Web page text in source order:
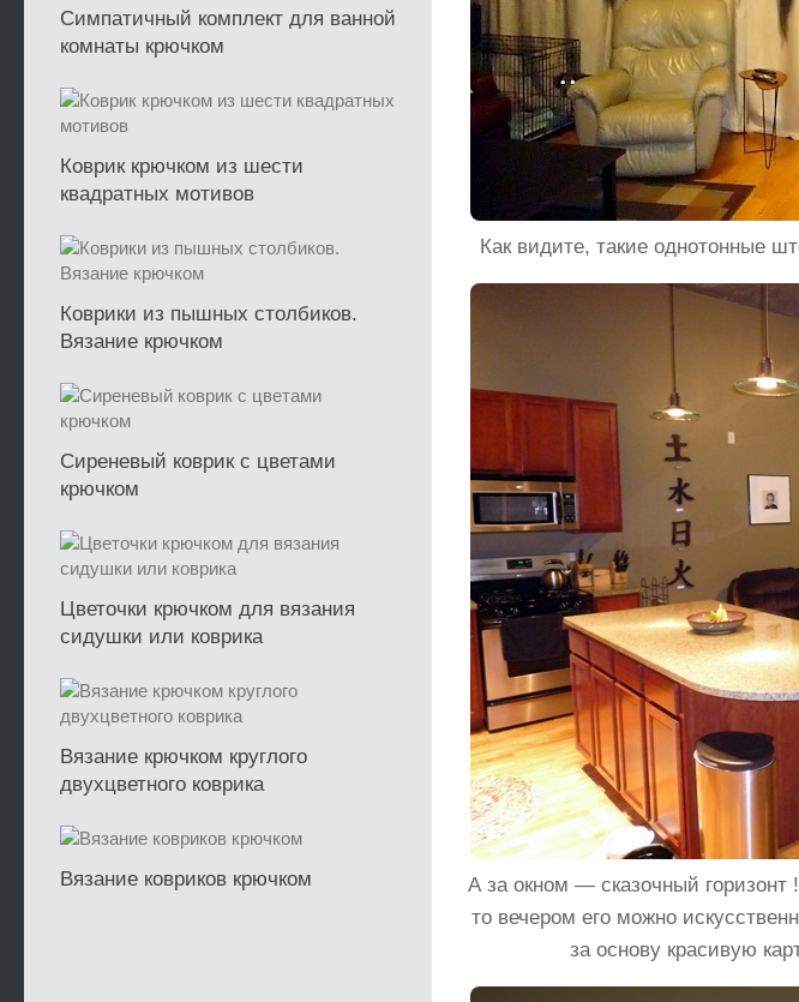
Как видите, такие однотонные
А за окном — сказочный
то вечером его можно
за основу красивую
Симпатичный комплект для ванной
комнаты крючком
Коврик крючком из шести
квадратных мотивов
Коврики из пышных столбиков.
Вязание крючком
Сиреневый коврик с цветами
крючком
Цветочки крючком для вязания
сидушки или коврика
Вязание крючком круглого
двухцветного коврика
Вязание ковриков крючком